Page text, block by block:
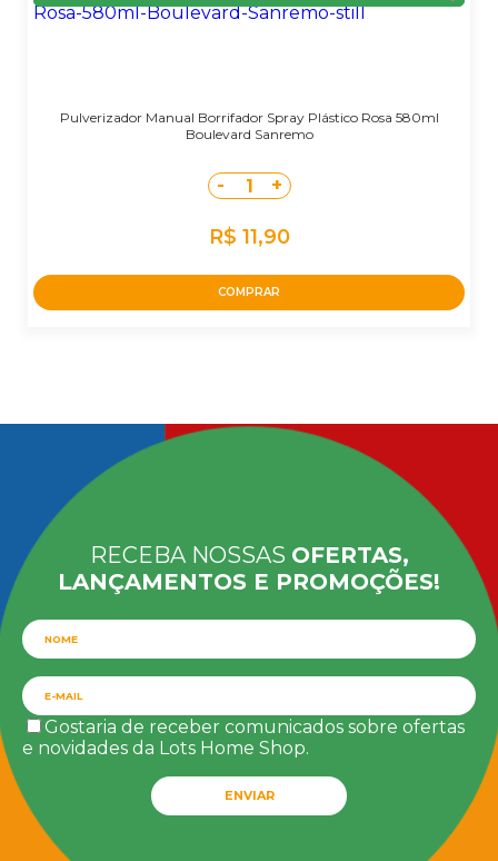
Pulverizador Manual Borrifador Spray Plástico Rosa 580ml
Boulevard Sanremo
- 1 +
R$ 11,90
COMPRAR
RECEBA NOSSAS OFERTAS,
LANÇAMENTOS E PROMOÇÕES!
Gostaria de receber comunicados sobre ofertas
e novidades da Lots Home Shop.
ENVIAR